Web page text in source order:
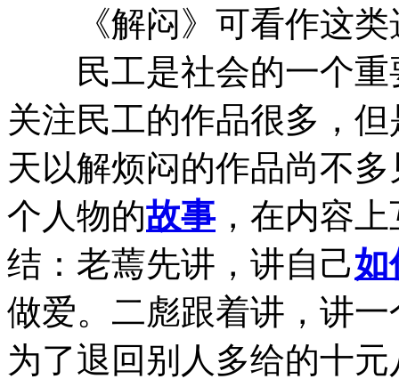
《解闷》可看作这类
民工是社会的一个重
关注民工的作品很多，
天以解烦闷的作品尚不
个人物的故事，在内容
结：老蔫先讲，讲自己如
做爱。二彪跟着讲，讲
为了退回别人多给的十